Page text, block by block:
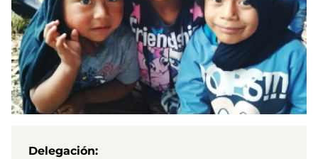
Delegación